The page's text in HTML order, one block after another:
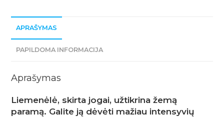
APRAŠYMAS
PAPILDOMA INFORMACIJA
Aprašymas
Liemenėlė, skirta jogai, užtikrina žemą
paramą. Galite ją dėvėti mažiau intensyvių